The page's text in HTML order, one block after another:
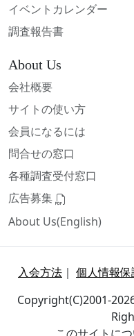
イベントカレンダー
調査報告書
About Us
会社概要
サイトの使い方
会員になるには
問合せの窓口
各種調査受付窓口
広告募集
About Us(English)
入会方法 ｜ 個人情報
Copyright(C)2001-